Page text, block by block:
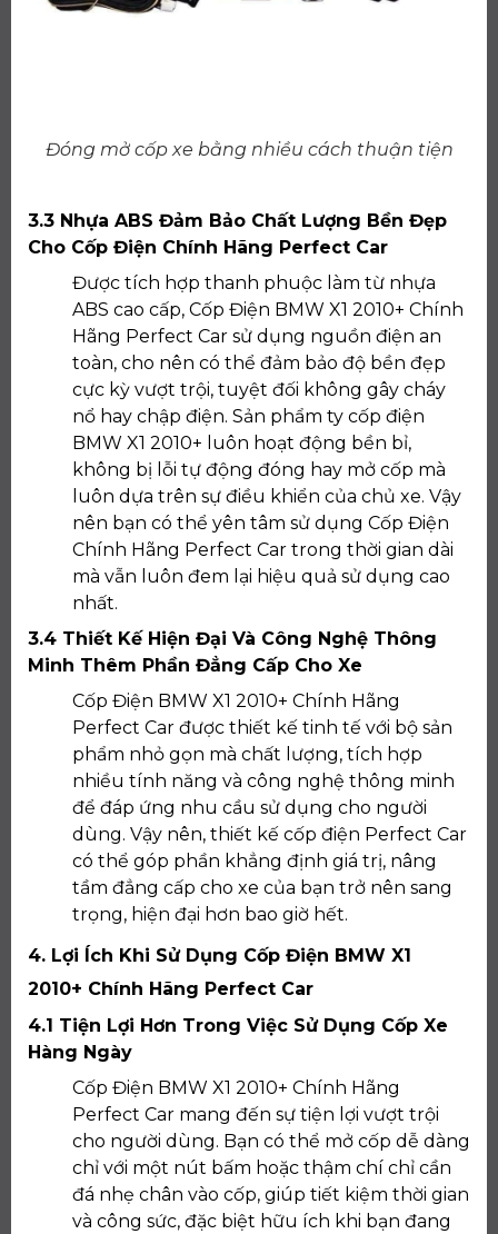
Đóng mở cốp xe bằng nhiều cách thuận tiện
3.3 Nhựa ABS Đảm Bảo Chất Lượng Bền Đẹp
Cho Cốp Điện Chính Hãng Perfect Car
Được tích hợp thanh phuộc làm từ nhựa
ABS cao cấp, Cốp Điện BMW X1 2010+ Chính
Hãng Perfect Car sử dụng nguồn điện an
toàn, cho nên có thể đảm bảo độ bền đẹp
cực kỳ vượt trội, tuyệt đối không gây cháy
nổ hay chập điện. Sản phẩm ty cốp điện
BMW X1 2010+ luôn hoạt động bền bỉ,
không bị lỗi tự động đóng hay mở cốp mà
luôn dựa trên sự điều khiển của chủ xe. Vậy
nên bạn có thể yên tâm sử dụng Cốp Điện
Chính Hãng Perfect Car trong thời gian dài
mà vẫn luôn đem lại hiệu quả sử dụng cao
nhất.
3.4 Thiết Kế Hiện Đại Và Công Nghệ Thông
Minh Thêm Phần Đẳng Cấp Cho Xe
Cốp Điện BMW X1 2010+ Chính Hãng
Perfect Car được thiết kế tinh tế với bộ sản
phẩm nhỏ gọn mà chất lượng, tích hợp
nhiều tính năng và công nghệ thông minh
để đáp ứng nhu cầu sử dụng cho người
dùng. Vậy nên, thiết kế cốp điện Perfect Car
có thể góp phần khẳng định giá trị, nâng
tầm đẳng cấp cho xe của bạn trở nên sang
trọng, hiện đại hơn bao giờ hết.
4. Lợi Ích Khi Sử Dụng Cốp Điện BMW X1
2010+ Chính Hãng Perfect Car
4.1 Tiện Lợi Hơn Trong Việc Sử Dụng Cốp Xe
Hàng Ngày
Cốp Điện BMW X1 2010+ Chính Hãng
Perfect Car mang đến sự tiện lợi vượt trội
cho người dùng. Bạn có thể mở cốp dễ dàng
chỉ với một nút bấm hoặc thậm chí chỉ cần
đá nhẹ chân vào cốp, giúp tiết kiệm thời gian
và công sức, đặc biệt hữu ích khi bạn đang